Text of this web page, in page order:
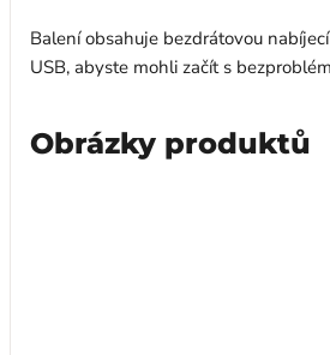
Balení obsahuje bezdrátovou
USB, abyste mohli začít s
Obrázky produktů